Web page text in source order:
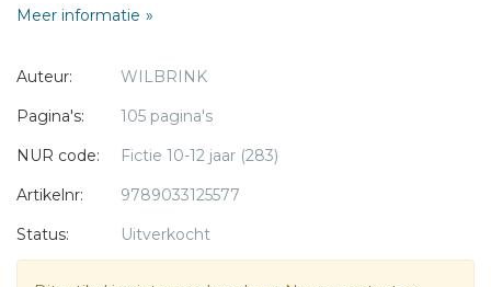
schaapskooi.
dan komen ze oog in oog met de overvallers te staan.
al jarenlang zijn hobby. Dit boek is zijn debuut.
Meer informatie
Auteur:
WILBRINK
Pagina's:
105 pagina's
NUR code:
Fictie 10-12 jaar (283)
Artikelnr:
9789033125577
Status:
Uitverkocht
* = verplicht